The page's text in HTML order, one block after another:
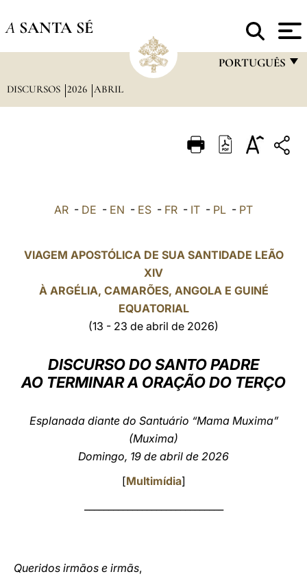
A SANTA SÉ
PORTUGUÊS
ITALIANO
POLSKI
DISCURSOS 2026 ABRIL
AR - DE - EN - ES - FR - IT - PL - PT
VIAGEM APOSTÓLICA DE SUA SANTIDADE LEÃO
XIV
À ARGÉLIA, CAMARÕES, ANGOLA E GUINÉ
EQUATORIAL
(13 - 23 de abril de 2026)
DISCURSO DO SANTO PADRE
AO TERMINAR A ORAÇÃO DO TERÇO
Esplanada diante do Santuário “Mama Muxima”
(Muxima)
Domingo, 19 de abril de 2026
[Multimídia]
Queridos irmãos e irmãs,